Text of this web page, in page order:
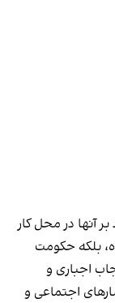
آنها در محل کار
بلکه حکومت
اجباری و
اجتماعی و